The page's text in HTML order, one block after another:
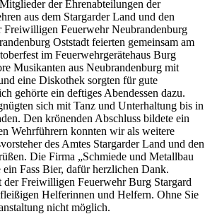
der Ehrenabteilungen der
aus dem Stargarder Land und den
Freiwilligen Feuerwehr Neubrandenburg
Oststadt feierten gemeinsam am
im Feuerwehrgerätehaus Burg
Musikanten aus Neubrandenburg mit
eine Diskothek sorgten für gute
gehörte ein deftiges Abendessen dazu.
sich mit Tanz und Unterhaltung bis in
Den krönenden Abschluss bildete ein
Wehrführern konnten wir als weitere
des Amtes Stargarder Land und den
Die Firma „Schmiede und Metallbau
Fass Bier, dafür herzlichen Dank.
der Freiwilligen Feuerwehr Burg Stargard
Helferinnen und Helfern. Ohne Sie
nicht möglich.